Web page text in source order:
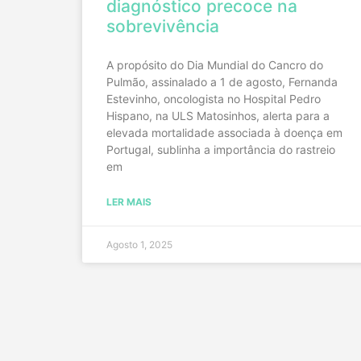
diagnóstico precoce na
sobrevivência
A propósito do Dia Mundial do Cancro do
Pulmão, assinalado a 1 de agosto, Fernanda
Estevinho, oncologista no Hospital Pedro
Hispano, na ULS Matosinhos, alerta para a
elevada mortalidade associada à doença em
Portugal, sublinha a importância do rastreio
em
LER MAIS
Agosto 1, 2025